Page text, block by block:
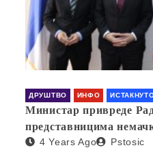
ДРУШТВО ИНФО
Министар привреде
представницима
отварању фабрике у
4 Years Ago Pstosic